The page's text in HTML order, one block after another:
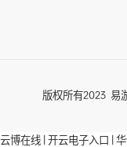
版权所有2023 易
云博在线 |开云电子入口 |